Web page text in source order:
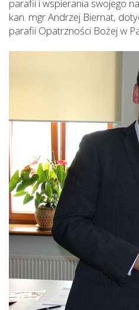
parafii i wspierania swojego
kan. mgr Andrzej Biernat,
parafii Opatrzności Bożej w